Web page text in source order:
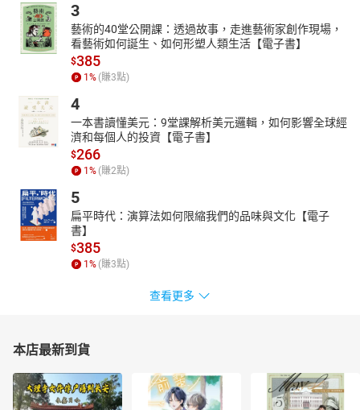
學，掃描QR code可立即觀看私房講解。
3
藝術的40堂公開課：透過故事，走進藝術家創作現場，
看藝術如何誕生、如何形塑人類生活【電子書】
$385
1 % (賺3點)
4
一本書讀懂美元：9堂課解析美元邏輯，如何影響全球經
濟和每個人的投資【電子書】
$266
1 % (賺2點)
5
扁平時代：演算法如何限縮我們的品味與文化【電子
書】
$385
1 % (賺3點)
查看更多
本店最新到貨